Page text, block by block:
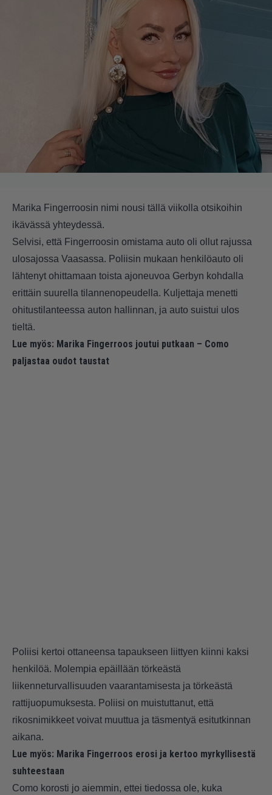
Marika Fingerroosin nimi nousi tällä viikolla otsikoihin
ikävässä yhteydessä.
Selvisi, että Fingerroosin omistama auto oli ollut rajussa
ulosajossa Vaasassa. Poliisin mukaan henkilöauto oli
lähtenyt ohittamaan toista ajoneuvoa Gerbyn kohdalla
erittäin suurella tilannenopeudella. Kuljettaja menetti
ohitustilanteessa auton hallinnan, ja auto suistui ulos
tieltä.
Lue myös: Marika Fingerroos joutui putkaan – Como
paljastaa oudot taustat
Poliisi kertoi ottaneensa tapaukseen liittyen kiinni kaksi
henkilöä. Molempia epäillään törkeästä
liikenneturvallisuuden vaarantamisesta ja törkeästä
rattijuopumuksesta. Poliisi on muistuttanut, että
rikosnimikkeet voivat muuttua ja täsmentyä esitutkinnan
aikana.
Lue myös: Marika Fingerroos erosi ja kertoo myrkyllisestä
suhteestaan
Como korosti jo aiemmin, ettei tiedossa ole, kuka